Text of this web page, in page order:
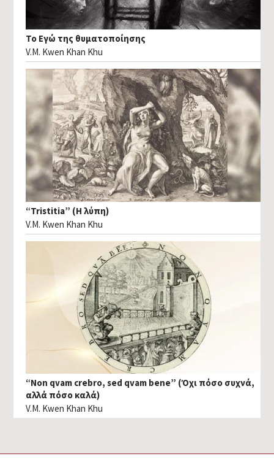
Το Εγώ της θυματοποίησης
V.M. Kwen Khan Khu
“Tristitia” (Η λύπη)
V.M. Kwen Khan Khu
“Non qvam crebro, sed qvam bene” (Όχι πόσο συχνά,
αλλά πόσο καλά)
V.M. Kwen Khan Khu